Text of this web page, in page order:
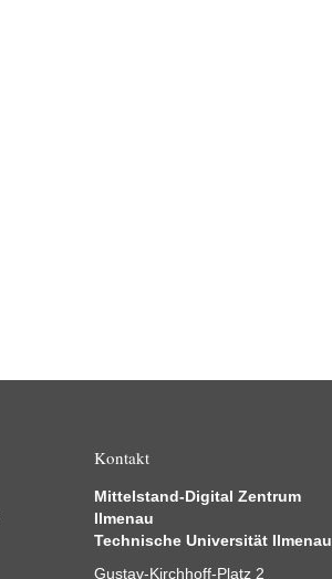
Kontakt
Mittelstand-Digital Zentrum
Ilmenau
Technische Universität Ilmenau
Gustav-Kirchhoff-Platz 2